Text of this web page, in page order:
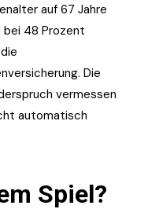
auf 67 Jahre
48 Prozent
Die
vermessen
automatisch
Spiel?